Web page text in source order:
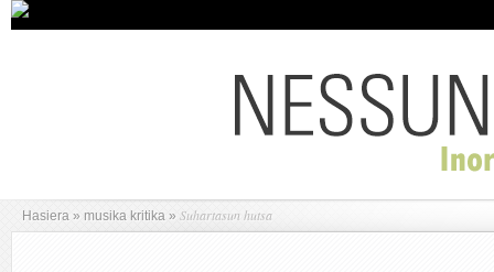
Hasiera » musika kritika » Suhartasun hutsa